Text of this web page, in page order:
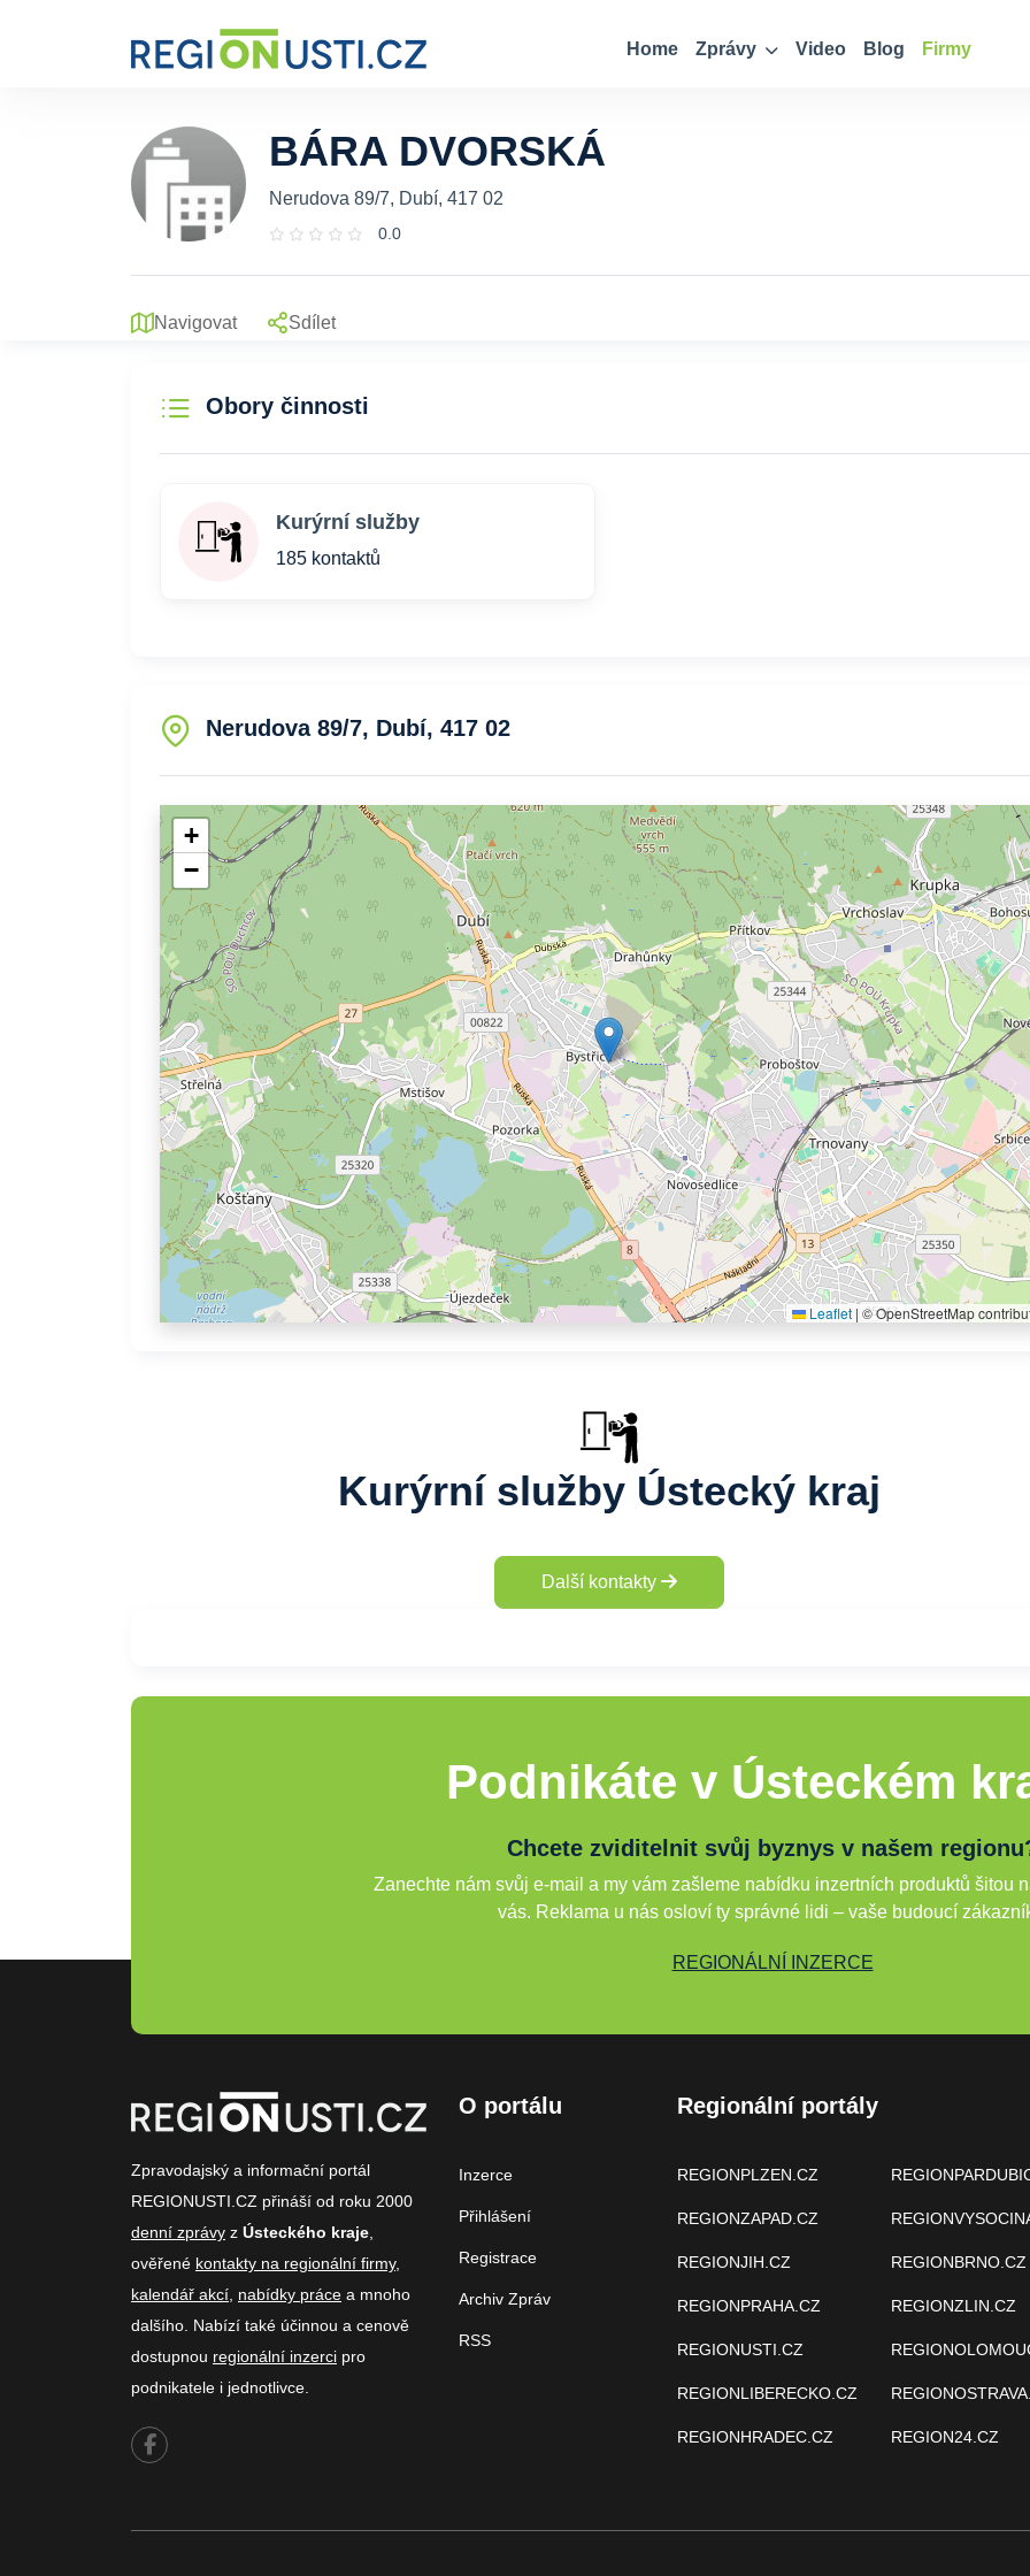
Home Zprávy Video Blog Firmy
BÁRA DVORSKÁ
Nerudova 89/7, Dubí, 417 02
0.0
Navigovat Sdílet
Obory činnosti
Kurýrní služby
185 kontaktů
Nerudova 89/7, Dubí, 417 02
+
−
Leaflet | © OpenStreetMap
Kurýrní služby Ústecký kraj
Další kontakty
Podnikáte v Ústeckém
Chcete zviditelnit svůj byznys v našem
Zanechte nám svůj e-mail a my vám zašleme nabídku inzertních produktů šitou
vás. Reklama u nás osloví ty správné lidi – vaše budoucí
REGIONÁLNÍ INZERCE
Zpravodajský a informační portál
REGIONUSTI.CZ přináší od roku 2000
denní zprávy z Ústeckého kraje
ověřené kontakty na regionální firmy,
kalendář akcí nabídky práce a mnoho
dalšího. Nabízí také účinnou a cenově
dostupnou regionální inzerci pro
podnikatele i jednotlivce.
O portálu
Inzerce
Přihlášení
Registrace
Archiv Zpráv
RSS
Regionální portály
REGIONPLZEN.CZ
REGIONZAPAD.CZ
REGIONJIH.CZ
REGIONPRAHA.CZ
REGIONUSTI.CZ
REGIONLIBERECKO.CZ
REGIONHRADEC.CZ
REGIONBRNO.CZ
REGIONZLIN.CZ
REGION24.CZ